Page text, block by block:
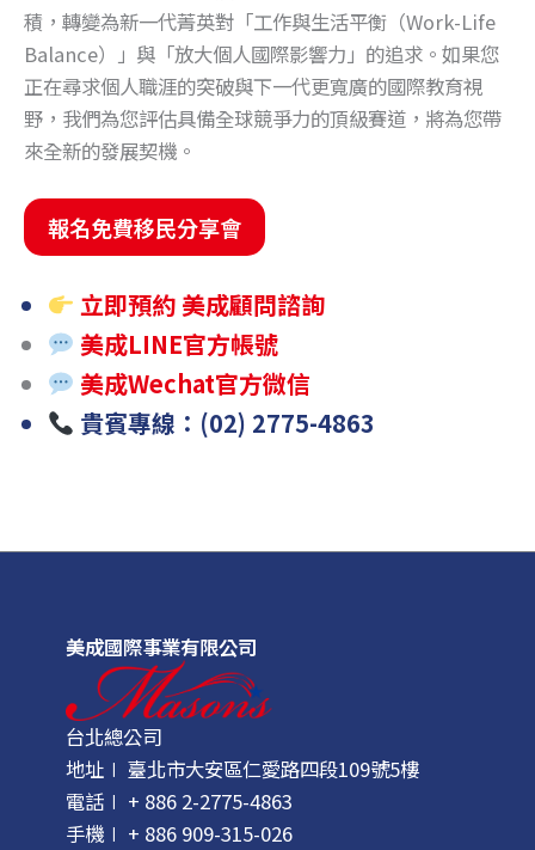
積，轉變為新一代菁英對「工作與生活平衡（Work-Life
Balance）」與「放大個人國際影響力」的追求。如果您
正在尋求個人職涯的突破與下一代更寬廣的國際教育視
野，我們為您評估具備全球競爭力的頂級賽道，將為您帶
來全新的發展契機。
報名免費移民分享會
立即預約 美成顧問諮詢
美成LINE官方帳號
美成Wechat官方微信
貴賓專線：(02) 2775-4863
美成國際事業有限公司
台北總公司
地址∣ 臺北市大安區仁愛路四段109號5樓
電話∣ + 886 2-2775-4863
手機∣ + 886 909-315-026